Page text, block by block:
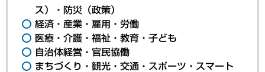
ス）・防災（政策）
経済・産業・雇用・労働
医療・介護・福祉・教育・子ども
自治体経営・官民協働
まちづくり・観光・交通・スポーツ・スマート